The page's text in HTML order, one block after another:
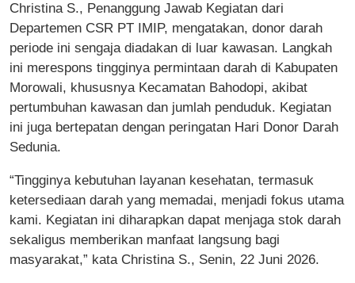
Christina S., Penanggung Jawab Kegiatan dari
Departemen CSR PT IMIP, mengatakan, donor darah
periode ini sengaja diadakan di luar kawasan. Langkah
ini merespons tingginya permintaan darah di Kabupaten
Morowali, khususnya Kecamatan Bahodopi, akibat
pertumbuhan kawasan dan jumlah penduduk. Kegiatan
ini juga bertepatan dengan peringatan Hari Donor Darah
Sedunia.
“Tingginya kebutuhan layanan kesehatan, termasuk
ketersediaan darah yang memadai, menjadi fokus utama
kami. Kegiatan ini diharapkan dapat menjaga stok darah
sekaligus memberikan manfaat langsung bagi
masyarakat,” kata Christina S., Senin, 22 Juni 2026.